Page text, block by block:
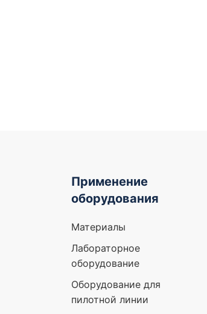
Применение
оборудования
Материалы
Лабораторное
оборудование
Оборудование для
пилотной линии